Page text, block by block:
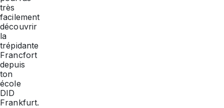
très
facilement
découvrir
la
trépidante
Francfort
depuis
ton
école
DID
Frankfurt.